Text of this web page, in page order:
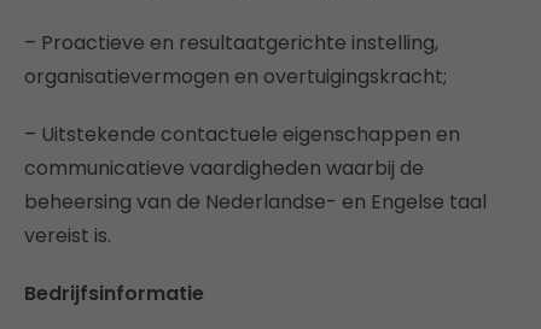
– Proactieve en resultaatgerichte instelling,
organisatievermogen en overtuigingskracht;
– Uitstekende contactuele eigenschappen en
communicatieve vaardigheden waarbij de
beheersing van de Nederlandse- en Engelse taal
vereist is.
Bedrijfsinformatie